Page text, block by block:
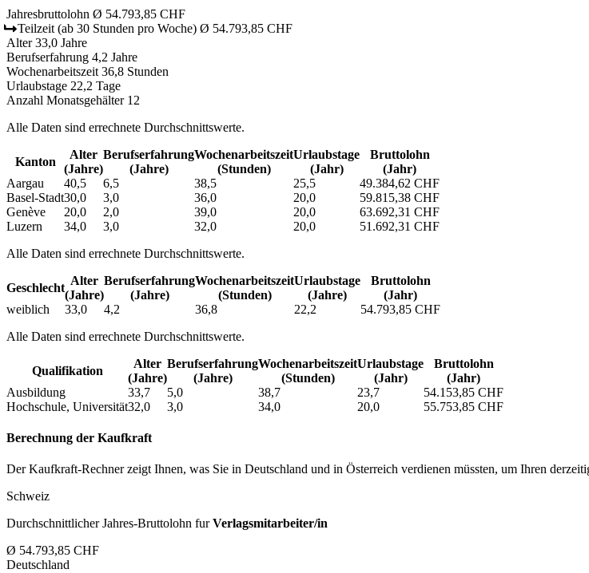
Jahresbruttolohn Ø 54.793,85 CHF
Teilzeit (ab 30 Stunden pro Woche) Ø 54.793,85 CHF
Alter 33,0 Jahre
Berufserfahrung 4,2 Jahre
Wochenarbeitszeit 36,8 Stunden
Urlaubstage 22,2 Tage
Anzahl Monatsgehälter 12
Alle Daten sind errechnete Durchschnittswerte.
Kanton
Alter
(Jahre)
Berufs­erfahrung
(Jahre)
Wochen­arbeitszeit
(Stunden)
Urlaubs­tage
(Jahr)
Bruttolohn
(Jahr)
Aargau
40,5 6,5 38,5 25,5
49.384,62 CHF
Basel-Stadt30,0 3,0 36,0 20,0
59.815,38 CHF
Genève
20,0 2,0 39,0 20,0
63.692,31 CHF
Luzern
34,0 3,0 32,0 20,0
51.692,31 CHF
Alle Daten sind errechnete Durchschnittswerte.
Geschlecht
Alter
(Jahre)
Berufs­erfahrung
(Jahre)
Wochen­arbeitszeit
(Stunden)
Urlaubs­tage
(Jahre)
Bruttolohn
(Jahr)
weiblich
33,0 4,2 36,8 22,2
54.793,85 CHF
Alle Daten sind errechnete Durchschnittswerte.
Qualifikation
Alter
(Jahre)
Berufs­erfahrung
(Jahre)
Wochen­arbeitszeit
(Stunden)
Urlaubs­tage
(Jahr)
Bruttolohn
(Jahr)
Ausbildung
33,7 5,0 38,7 23,7
54.153,85 CHF
Hochschule, Universität32,0 3,0 34,0 20,0 55.753,85 CHF
Berechnung der Kaufkraft
Der Kaufkraft-Rechner zeigt Ihnen, was Sie in Deutschland und in Österreich verdienen müssten, um Ihren
Schweiz
Durchschnittlicher Jahres-Bruttolohn furVerlagsmitarbeiter/in
Ø 54.793,85 CHF
Deutschland